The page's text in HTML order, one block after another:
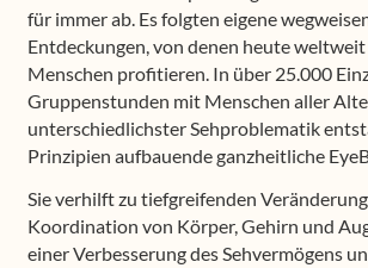
für immer ab. Es folgten eigene
Entdeckungen, von denen heute
Menschen profitieren. In über 25.000
Gruppenstunden mit Menschen aller
unterschiedlichster Sehproblematik
Prinzipien aufbauende ganzheitliche
Sie verhilft zu tiefgreifenden
Koordination von Körper, Gehirn und
einer Verbesserung des Sehvermögens